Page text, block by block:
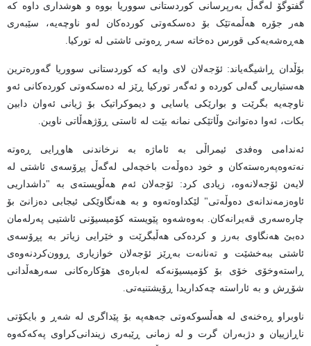
گفتوگۆ لەگەڵ بەرپرسانی کوردستانی سووریا بووە و هوشداری داوە کە
هەر جۆرە هەڵمەتێک بۆ دەسکەوتی کوردەکان لەو ناوچەیە، سێبەری
هەڕەشەیەکی قورس دەخاتە سەر ڕەوتی ئاشتی لە تورکیا.
بۆڵدان ڕاشیگەیاند: ئۆجەلان لای وایە کە کوردستانی سووریا گەورەترین
هەستیاریی گەلی کوردە و ئەگەر تورکیا ڕێز لە دەسکەوتی کوردەکانی ئەو
ناوچەیە بگرێت و بوارێکی یاسایی و دیموکراتیک بۆ ژیانی ئەوان دابین
بکات، ئەوا دەتوانێ وڵاتێکی نمانە بێت لە ئاستی ڕۆژهەڵاتی ناوین.
ئەندامی وه‌فدى ئیمراڵی بە ئاماژە بە نرخاندنی هاوڕایی ڕەوتە
نەتەوەپەرەستەکان و خود دەوڵەت باخچەلی لەگەڵ پڕۆسەی ئاشتی لە
لایەن ئۆجەلانەوە، زیادی کرد: ئۆجەلان ئەم هەڵویستەی بە "داشداریی
ئاوەزمەندانەی دەوڵەتی" لێکداوەتەوە و بە هەنگاوێکی ئیجابی دەزانێ بۆ
چارەسەری قەیرانەکان. بەوەشەوە پێویستە کۆمیسیۆنی ئاشتیی پەرلەمان
دەبێ هەنگاوی بەرز و کردەکی هەڵبگرێت و خێرایی زیاتر بە پڕۆسەی
ئاشتی ببەخشێت و تەنانەت بەڕێز ئۆجەلان خوازیاری ڕوون‌کردنەوەی
ڕاستەوخۆی خۆی بۆ کۆمیسیۆنەکە لەبارەی هۆکارەکانی سەرهەڵدانی
شۆڕش و بە ئاراستە چەکداریدا ڕۆیشتنیەتی.
ناوبراو ڕەخنەی لە هەڵسوکەوتی جەهەپە بۆ پێداگری لە شەڕ و بایکۆتی
ناڕازییان و دژبەران گرت و لە زمانی ڕێبەری زیندانی‌کراوی پەکەکەوە